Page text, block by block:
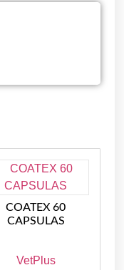
COATEX 60
CAPSULAS
VetPlus